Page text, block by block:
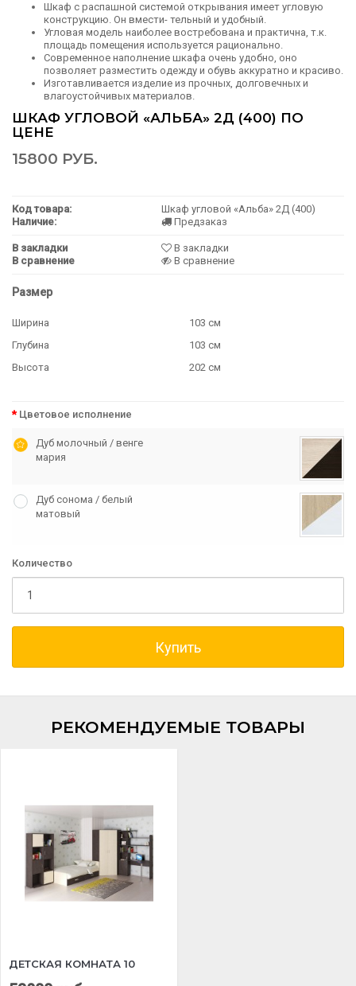
ШКАФ УГЛОВОЙ «АЛЬБА» 2Д (400) ПО
ЦЕНЕ
15800 РУБ.
Код товара:
Шкаф угловой «Альба» 2Д (400)
Наличие:
Предзаказ
В закладки
В закладки
В сравнение
В сравнение
Размер
Ширина
103 см
Глубина
103 см
Высота
202 см
Цветовое исполнение
Дуб молочный / венге
мария
Дуб сонома / белый
матовый
Количество
Купить
Шкаф с распашной системой открывания имеет угловую
конструкцию. Он вмести- тельный и удобный.
Угловая модель наиболее востребована и практична, т.к.
площадь помещения используется рационально.
Современное наполнение шкафа очень удобно, оно
позволяет разместить одежду и обувь аккуратно и красиво.
Изготавливается изделие из прочных, долговечных и
влагоустойчивых материалов.
РЕКОМЕНДУЕМЫЕ ТОВАРЫ
ДЕТСКАЯ КОМНАТА 10